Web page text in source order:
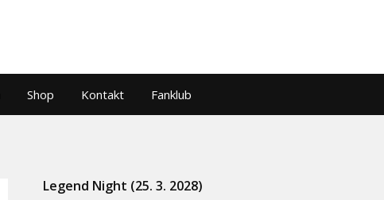
Shop Kontakt Fanklub
Legend Night (25. 3. 2028)